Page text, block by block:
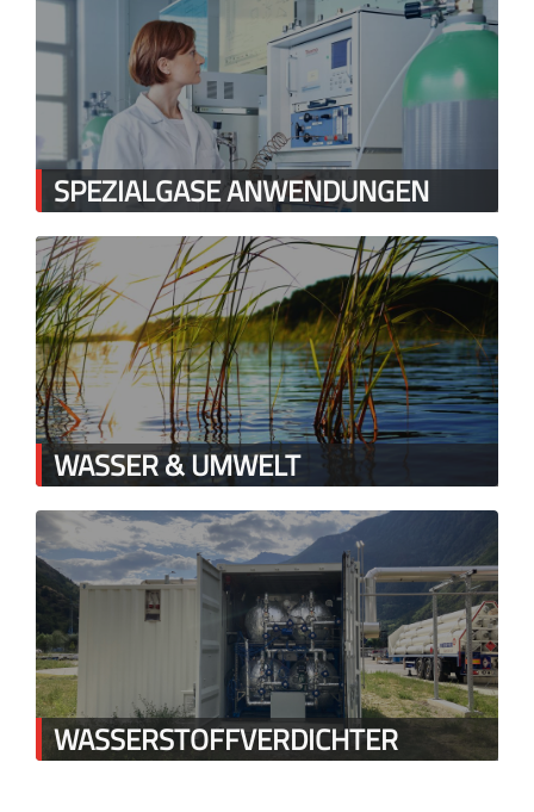
SPEZIALGASE ANWENDUNGEN
WASSER & UMWELT
WASSERSTOFFVERDICHTER